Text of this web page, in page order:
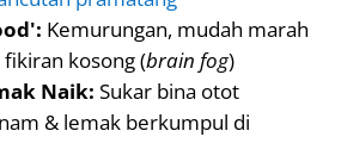
Kemurungan, mudah marah
fikiran kosong (brain fog)
Naik: Sukar bina otot
& lemak berkumpul di